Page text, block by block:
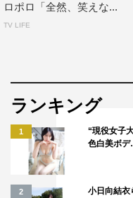
＜評論家＞
池田清彦（生物学）、
©フジテレビ
ロポロ「全然、笑えな...
TV LIFE
ランキング
1
“現役女子
色白美ボ
2
小日向結衣